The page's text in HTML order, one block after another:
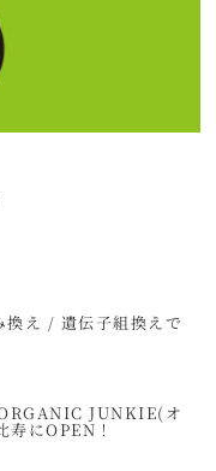
え / 遺伝子組換えで
JUNKIE(オ
にOPEN！